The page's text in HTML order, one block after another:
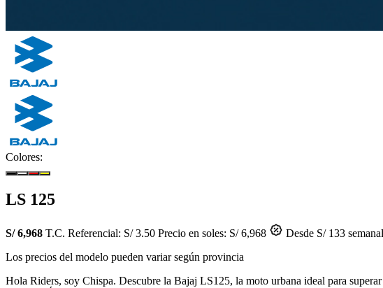
Colores:
LS 125
S/ 6,968 T.C. Referencial: S/ 3.50 Precio en soles: S/ 6,968
Desde S/ 133
Los precios del modelo pueden variar según provincia
Hola Riders, soy Chispa. Descubre la Bajaj LS125, la moto urbana ideal para